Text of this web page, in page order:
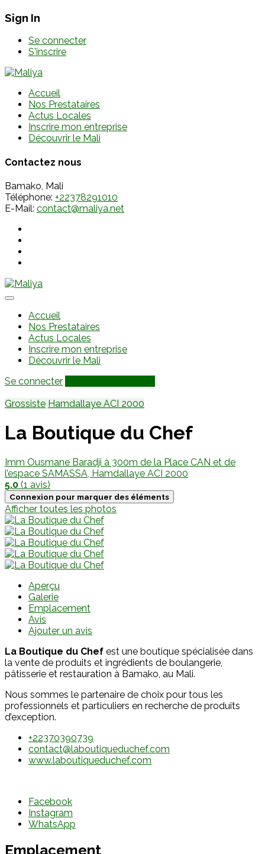
Sign In
Se connecter
S'inscrire
Accueil
Nos Prestataires
Actus Locales
Inscrire mon entreprise
Découvrir le Mali
Contactez nous
Bamako, Mali
Téléphone: +22378291010
E-Mail: contact@maliya.net
Accueil
Nos Prestataires
Actus Locales
Inscrire mon entreprise
Découvrir le Mali
Se connecter
Grossiste Hamdallaye ACI 2000
La Boutique du Chef
Imm Ousmane Baradji à 300m de la Place CAN et de
l’espace SAMASSA, Hamdallaye ACI 2000
5.0 (1 avis)
Connexion pour marquer des éléments
Afficher toutes les photos
Aperçu
Galerie
Emplacement
Avis
Ajouter un avis
La Boutique du Chef est une boutique spécialisée dans
la vente de produits et ingrédients de boulangerie,
pâtisserie et restauration à Bamako, au Mali.
Nous sommes le partenaire de choix pour tous les
professionnels et particuliers en recherche de produits
d’exception.
+22370390739
contact@laboutiqueduchef.com
www.laboutiqueduchef.com
Facebook
Instagram
WhatsApp
Emplacement